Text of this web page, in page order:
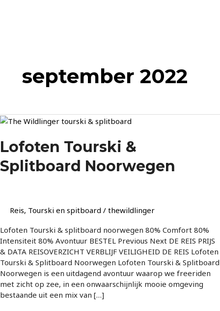
september 2022
Lofoten Tourski &
Splitboard Noorwegen
Reis, Tourski en spitboard / thewildlinger
Lofoten Tourski & splitboard noorwegen 80% Comfort 80%
Intensiteit 80% Avontuur BESTEL Previous Next DE REIS PRIJS
& DATA REISOVERZICHT VERBLIJF VEILIGHEID DE REIS Lofoten
Tourski & Splitboard Noorwegen Lofoten Tourski & Splitboard
Noorwegen is een uitdagend avontuur waarop we freeriden
met zicht op zee, in een onwaarschijnlijk mooie omgeving
bestaande uit een mix van […]
Lofoten
&
Splitboard
Noorwegen